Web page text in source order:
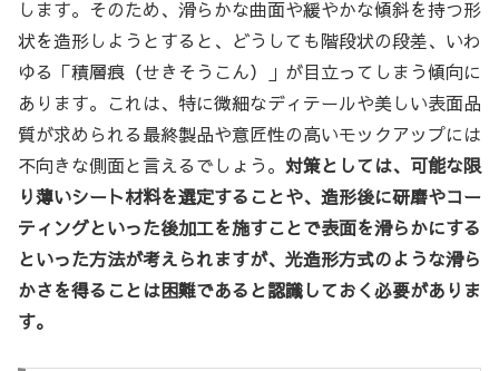
します。そのため、滑らかな曲面や緩やかな傾斜を持つ形
状を造形しようとすると、どうしても階段状の段差、いわ
ゆる「積層痕（せきそうこん）」が目立ってしまう傾向に
あります。これは、特に微細なディテールや美しい表面品
質が求められる最終製品や意匠性の高いモックアップには
不向きな側面と言えるでしょう。 対策としては、可能な限
り薄いシート材料を選定することや、造形後に研磨やコー
ティングといった後加工を施すことで表面を滑らかにする
といった方法が考えられますが、光造形方式のような滑ら
かさを得ることは困難であると認識しておく必要がありま
す。